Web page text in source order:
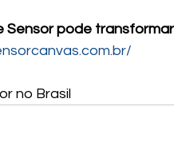
pode
no Brasil